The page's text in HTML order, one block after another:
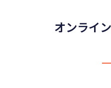
オンライ